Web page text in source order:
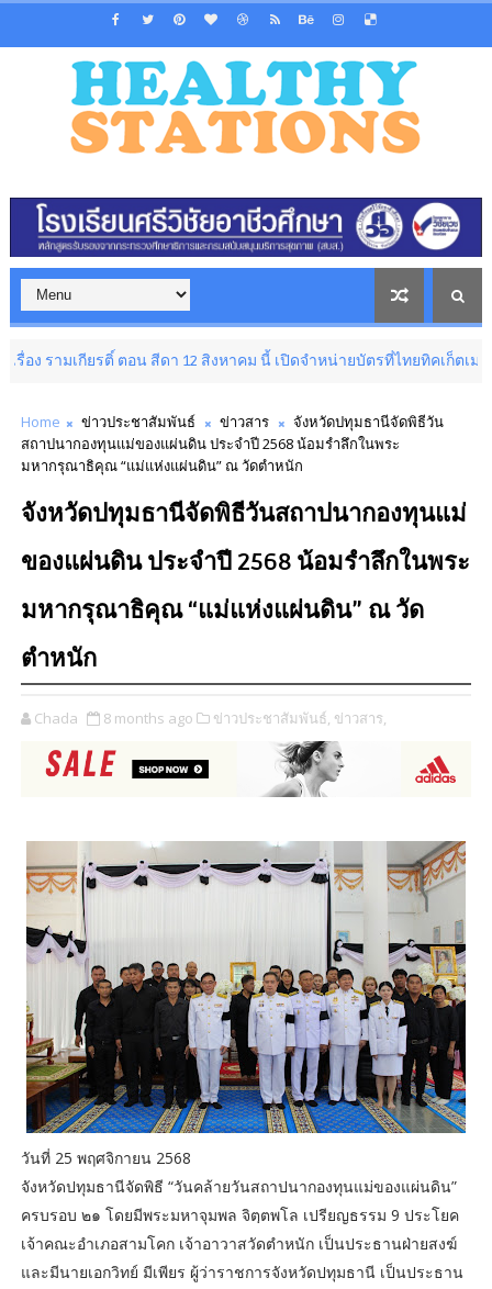
ตอน สีดา 12 สิงหาคม นี้ เปิดจำหน่ายบัตรที่ไทยทิคเก็ตเมเจอร์
Home ข่าวประชาสัมพันธ์ ข่าวสาร
จังหวัดปทุมธานีจัดพิธีวัน
สถาปนากองทุนแม่ของแผ่นดิน ประจำปี 2568 น้อมรำลึกในพระ
มหากรุณาธิคุณ “แม่แห่งแผ่นดิน” ณ วัดตำหนัก
จังหวัดปทุมธานีจัดพิธีวันสถาปนากองทุนแม่
ของแผ่นดิน ประจำปี 2568 น้อมรำลึกในพระ
มหากรุณาธิคุณ “แม่แห่งแผ่นดิน” ณ วัด
ตำหนัก
Chada 8 months ago ข่าวประชาสัมพันธ์, ข่าวสาร,
วันที่ 25 พฤศจิกายน 2568
จังหวัดปทุมธานีจัดพิธี “วันคล้ายวันสถาปนากองทุนแม่ของแผ่นดิน”
ครบรอบ ๒๑ โดยมีพระมหาจุมพล จิตฺตพโล เปรียญธรรม 9 ประโยค
เจ้าคณะอำเภอสามโคก เจ้าอาวาสวัดตำหนัก เป็นประธานฝ่ายสงฆ์
และมีนายเอกวิทย์ มีเพียร ผู้ว่าราชการจังหวัดปทุมธานี เป็นประธาน